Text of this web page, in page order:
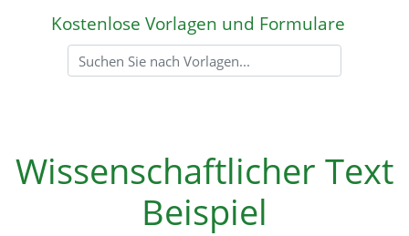
Kostenlose Vorlagen und Formulare
Wissenschaftlicher Text
Beispiel